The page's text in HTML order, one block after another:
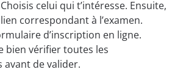
celui qui t’intéresse. Ensuite,
correspondant à l’examen.
d’inscription en ligne.
bien vérifier toutes les
de valider.